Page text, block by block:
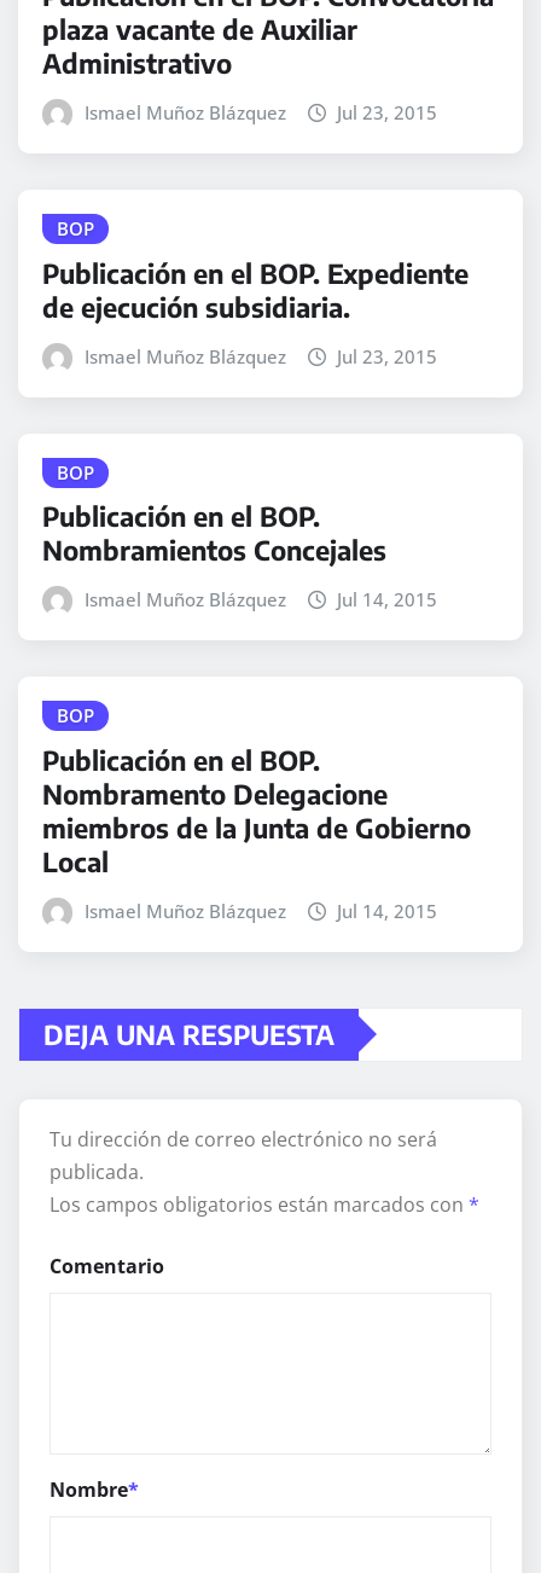
plaza vacante de Auxiliar
Administrativo
Ismael Muñoz Blázquez Jul 23, 2015
BOP
Publicación en el BOP. Expediente
de ejecución subsidiaria.
Ismael Muñoz Blázquez Jul 23, 2015
BOP
Publicación en el BOP.
Nombramientos Concejales
Ismael Muñoz Blázquez Jul 14, 2015
BOP
Publicación en el BOP.
Nombramento Delegacione
miembros de la Junta de Gobierno
Local
Ismael Muñoz Blázquez Jul 14, 2015
DEJA UNA RESPUESTA
Tu dirección de correo electrónico no será
publicada.
Los campos obligatorios están marcados con *
Comentario
Nombre*